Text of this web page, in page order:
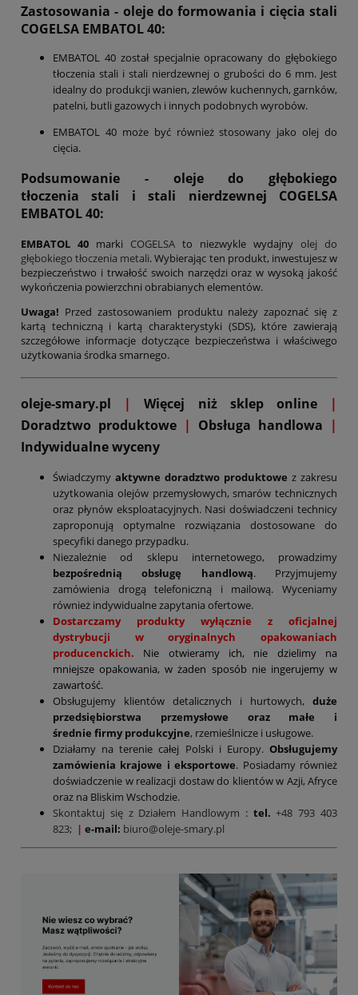
Zastosowania - oleje do formowania i cięcia stali
COGELSA EMBATOL 40:
EMBATOL 40 został specjalnie opracowany do głębokiego
tłoczenia stali i stali nierdzewnej o grubości do 6 mm. Jest
idealny do produkcji wanien, zlewów kuchennych, garnków,
patelni, butli gazowych i innych podobnych wyrobów.
EMBATOL 40 może być również stosowany jako olej do
cięcia.
Podsumowanie - oleje do głębokiego
tłoczenia stali i stali nierdzewnej COGELSA
EMBATOL 40:
EMBATOL 40 marki COGELSA to niezwykle wydajny olej do
głębokiego tłoczenia metali. Wybierając ten produkt, inwestujesz w
bezpieczeństwo i trwałość swoich narzędzi oraz w wysoką jakość
wykończenia powierzchni obrabianych elementów.
Uwaga! Przed zastosowaniem produktu należy zapoznać się z
kartą techniczną i kartą charakterystyki (SDS), które zawierają
szczegółowe informacje dotyczące bezpieczeństwa i właściwego
użytkowania środka smarnego.
oleje-smary.pl | Więcej niż sklep online
|
Doradztwo produktowe | Obsługa handlowa |
Indywidualne wyceny
Świadczymy aktywne doradztwo produktowe z zakresu
użytkowania olejów przemysłowych, smarów technicznych
oraz płynów eksploatacyjnych. Nasi doświadczeni technicy
zaproponują optymalne rozwiązania dostosowane do
specyfiki danego przypadku.
Niezależnie od sklepu internetowego, prowadzimy
bezpośrednią obsługę handlową. Przyjmujemy
zamówienia drogą telefoniczną i mailową. Wyceniamy
również indywidualne zapytania ofertowe.
Dostarczamy produkty wyłącznie z oficjalnej
dystrybucji w oryginalnych opakowaniach
producenckich. Nie otwieramy ich, nie dzielimy na
mniejsze opakowania, w żaden sposób nie ingerujemy w
zawartość.
Obsługujemy klientów detalicznych i hurtowych, duże
przedsiębiorstwa przemysłowe oraz małe i
średnie firmy produkcyjne, rzemieślnicze i usługowe.
Działamy na terenie całej Polski i Europy. Obsługujemy
zamówienia krajowe i eksportowe. Posiadamy również
doświadczenie w realizacji dostaw do klientów w Azji, Afryce
oraz na Bliskim Wschodzie.
Skontaktuj się z Działem Handlowym : tel.+48 793 403
823; | e-mail: biuro@oleje-smary.pl